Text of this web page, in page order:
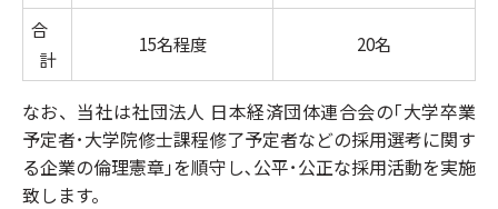
合
計
15名程度 20名
なお、当社は社団法人 日本経済団体連合会の｢大学卒業
予定者･大学院修士課程修了予定者などの採用選考に関す
る企業の倫理憲章｣を順守し､公平･公正な採用活動を実施
致します。